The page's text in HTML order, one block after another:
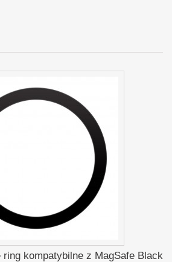
kompatybilne z MagSafe Black